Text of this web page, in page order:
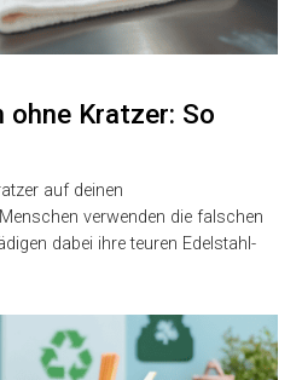
ohne Kratzer: So
auf deinen
verwenden die falschen
dabei ihre teuren Edelstahl-